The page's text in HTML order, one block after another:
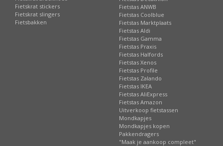
Fietskrat stickers
Fietskrat slingers
Fietsbakken
Fietstas ANWB
Fietstas Coolblue
Fietstas Marktplaats
Fietstas Aldi
Fietstas Gamma
Fietstas Praxis
Fietstas Halfords
Fietstas Xenos
Fietstas Profile
Fietstas Zalando
Fietstas IKEA
Fietstas AliExpress
Fietstas Amazon
Uitverkoop fietstassen
Mondkapjes
Mondkapjes kopen
Pakkendragers
"Maak je aankoop compleet"